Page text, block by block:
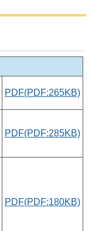
PDF(PDF:265KB)
PDF(PDF:285KB)
PDF(PDF:180KB)